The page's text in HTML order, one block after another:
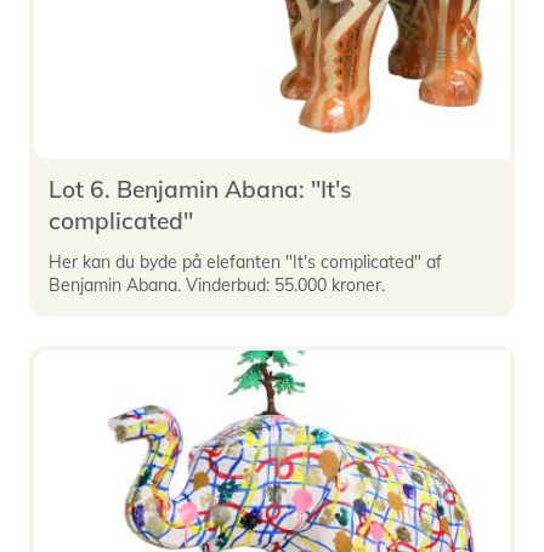
Lot 6. Benjamin Abana: "It's
complicated"
Her kan du byde på elefanten "It's complicated" af
Benjamin Abana. Vinderbud: 55.000 kroner.